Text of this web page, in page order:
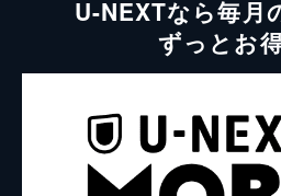
U-NEXTなら毎月
ずっとお